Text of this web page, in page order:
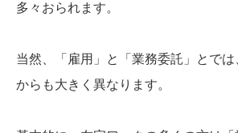
多々おられます。
当然、「雇用」と「業務委託」とで
からも大きく異なります。